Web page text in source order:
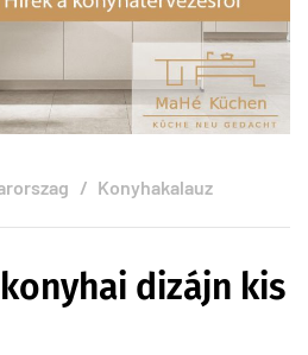
Konyhakalauz
dizájn kis